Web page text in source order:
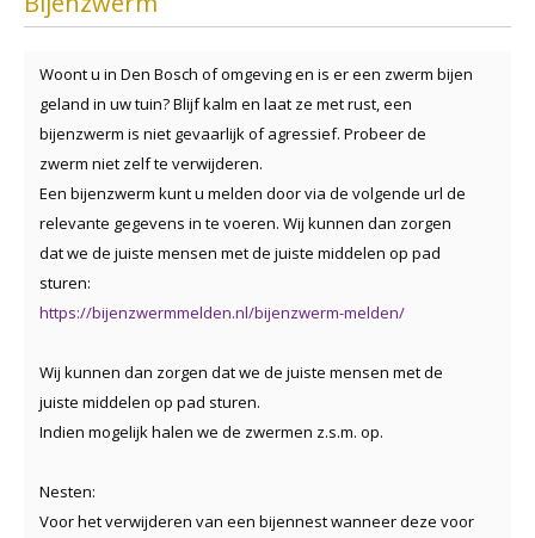
Woont u in Den Bosch of omgeving en is er een zwerm bijen
geland in uw tuin? Blijf kalm en laat ze met rust, een
bijenzwerm is niet gevaarlijk of agressief. Probeer de
zwerm niet zelf te verwijderen.
Een bijenzwerm kunt u melden door via de volgende url de
relevante gegevens in te voeren. Wij kunnen dan zorgen
dat we de juiste mensen met de juiste middelen op pad
sturen:
https://bijenzwermmelden.nl/bijenzwerm-melden/
Wij kunnen dan zorgen dat we de juiste mensen met de
juiste middelen op pad sturen.
Indien mogelijk halen we de zwermen z.s.m. op.
Nesten:
Voor het verwijderen van een bijennest wanneer deze voor